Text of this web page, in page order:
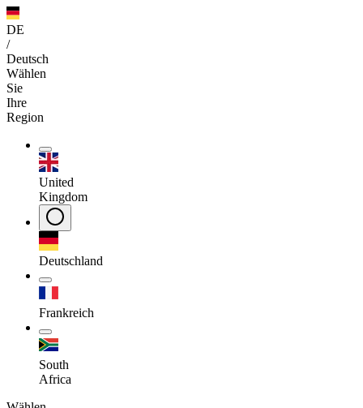
DE
/
Deutsch
Wählen
Sie
Ihre
Region
United
Kingdom
Deutschland
Frankreich
South
Africa